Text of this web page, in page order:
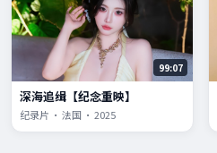
99:07
深海追缉【纪念重映】
纪录片 · 法国 · 2025